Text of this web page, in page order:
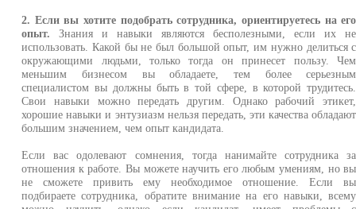
2. Если вы хотите подобрать сотрудника, ориентируетесь на его
опыт. Знания и навыки являются бесполезными, если их не
использовать. Какой бы не был большой опыт, им нужно делиться с
окружающими людьми, только тогда он принесет пользу. Чем
меньшим бизнесом вы обладаете, тем более серьезным
специалистом вы должны быть в той сфере, в которой трудитесь.
Свои навыки можно передать другим. Однако рабочий этикет,
хорошие навыки и энтузиазм нельзя передать, эти качества обладают
большим значением, чем опыт кандидата.
Если вас одолевают сомнения, тогда нанимайте сотрудника за
отношения к работе. Вы можете научить его любым умениям, но вы
не сможете привить ему необходимое отношение. Если вы
подбираете сотрудника, обратите внимание на его навыки, всему